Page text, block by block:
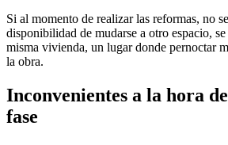
Si al momento de realizar las reformas, no
disponibilidad de mudarse a otro espacio,
misma vivienda, un lugar donde pernoctar
la obra.
Inconvenientes a la hora
fase